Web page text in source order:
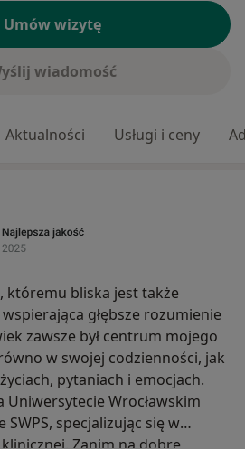
Umów wizytę
wiadomość
Aktualności Usługi i ceny
któremu bliska jest także
głębsze rozumienie
zawsze był centrum mojego
w swojej codzienności, jak
pytaniach i emocjach.
Uniwersytecie Wrocławskim
specjalizując się w
Zanim na dobre